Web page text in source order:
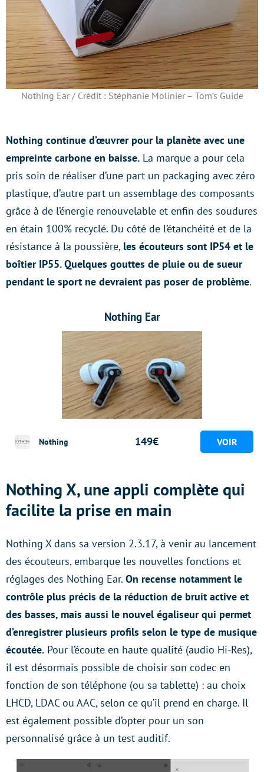
Nothing Ear / Crédit : Stéphanie Molinier – Tom’s Guide
Nothing continue d’œuvrer pour la planète avec une
empreinte carbone en baisse. La marque a pour cela
pris soin de réaliser d’une part un packaging avec zéro
plastique, d’autre part un assemblage des composants
grâce à de l’énergie renouvelable et enfin des soudures
en étain 100% recyclé. Du côté de l’étanchéité et de la
résistance à la poussière, les écouteurs sont IP54 et le
boîtier IP55. Quelques gouttes de pluie ou de sueur
pendant le sport ne devraient pas poser de problème.
Nothing Ear
Nothing 149€
Nothing X, une appli complète qui
facilite la prise en main
Nothing X dans sa version 2.3.17, à venir au lancement
des écouteurs, embarque les nouvelles fonctions et
réglages des Nothing Ear. On recense notamment le
contrôle plus précis de la réduction de bruit active et
des basses, mais aussi le nouvel égaliseur qui permet
d’enregistrer plusieurs profils selon le type de musique
écoutée. Pour l’écoute en haute qualité (audio Hi-Res),
il est désormais possible de choisir son codec en
fonction de son téléphone (ou sa tablette) : au choix
LHCD, LDAC ou AAC, selon ce qu’il prend en charge. Il
est également possible d’opter pour un son
personnalisé grâce à un test auditif.